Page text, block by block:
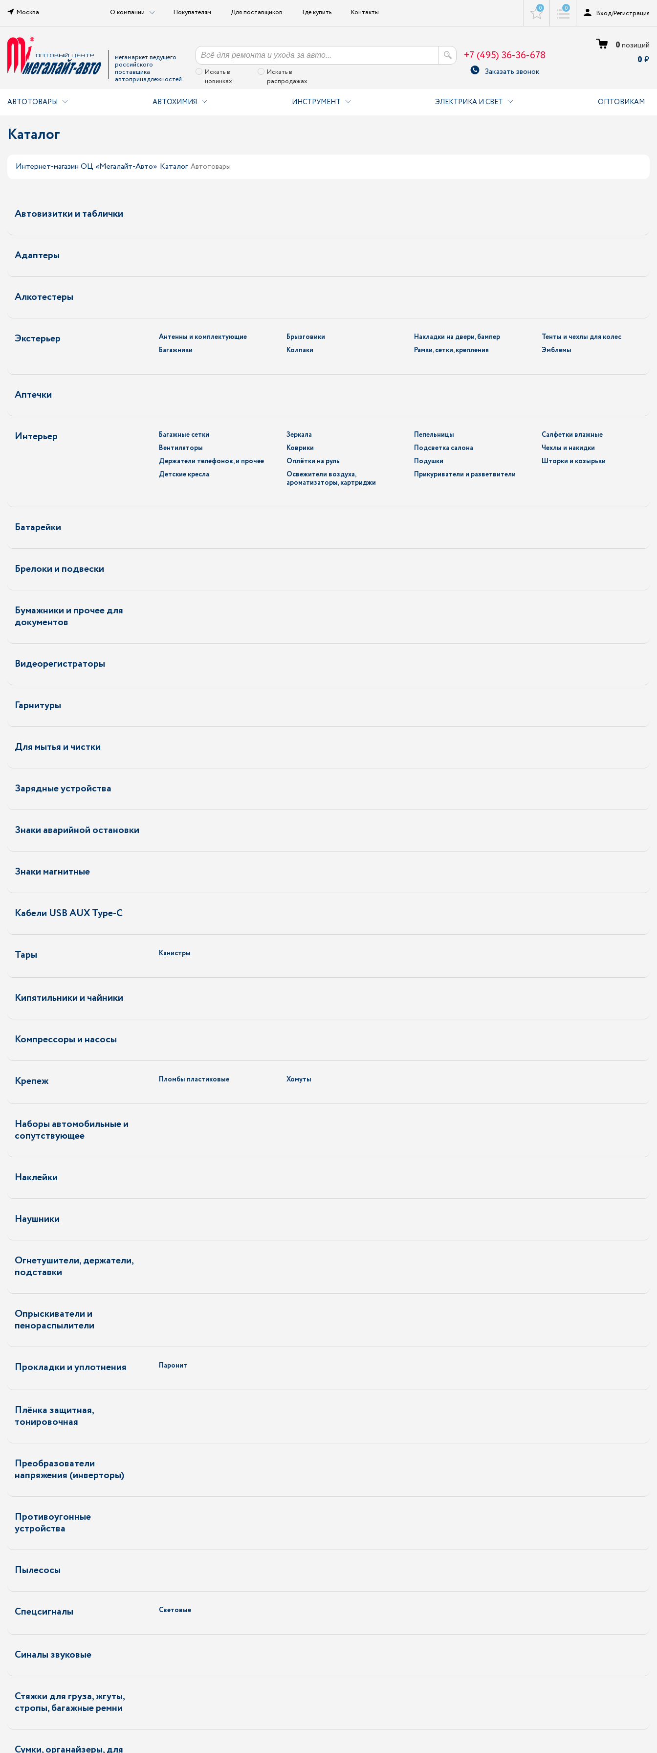
Москва О компании Покупателям Для поставщиков Где купить Контакты 0 0
Вход/Регистрация
мегамаркет ведущего
российского
поставщика
автопринадлежностей
Искать в
новинках
Искать в
распродажах
+7 (495) 36-36-678
Заказать звонок
0позиций
0
АВТОТОВАРЫ АВТОХИМИЯ ИНСТРУМЕНТ ЭЛЕКТРИКА И СВЕТ ОПТОВИКАМ
Каталог
Интернет-магазин ОЦ «Мегалайт-Авто» Каталог Автотовары
Автовизитки и таблички
Адаптеры
Алкотестеры
Экстерьер
Антенны и комплектующие
Багажники
Брызговики
Колпаки
Накладки на двери, бампер
Рамки, сетки, крепления
Тенты и чехлы для колес
Эмблемы
Аптечки
Интерьер
Багажные сетки
Вентиляторы
Держатели телефонов, и прочее
Детские кресла
Зеркала
Коврики
Оплётки на руль
Освежители воздуха,
ароматизаторы, картриджи
Пепельницы
Подсветка салона
Подушки
Прикуриватели и разветвители
Салфетки влажные
Чехлы и накидки
Шторки и козырьки
Батарейки
Брелоки и подвески
Бумажники и прочее для
документов
Видеорегистраторы
Гарнитуры
Для мытья и чистки
Зарядные устройства
Знаки аварийной остановки
Знаки магнитные
Кабели USB AUX Type-C
Тары Канистры
Кипятильники и чайники
Компрессоры и насосы
Крепеж Пломбы пластиковые Хомуты
Наборы автомобильные и
сопутствующее
Наклейки
Наушники
Огнетушители, держатели,
подставки
Опрыскиватели и
пенораспылители
Прокладки и уплотнения Паронит
Плёнка защитная,
тонировочная
Преобразователи
напряжения (инверторы)
Противоугонные
устройства
Пылесосы
Спецсигналы Световые
Синалы звуковые
Стяжки для груза, жгуты,
стропы, багажные ремни
Сумки, органайзеры, для